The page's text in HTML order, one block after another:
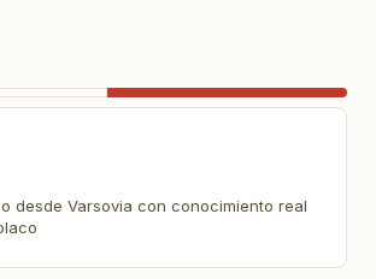
desde Varsovia con conocimiento real